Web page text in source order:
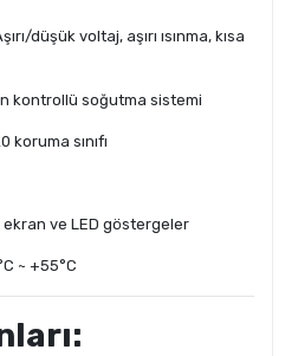
düşük voltaj, aşırı ısınma, kısa
kontrollü soğutma sistemi
koruma sınıfı
ekran ve LED göstergeler
~ +55°C